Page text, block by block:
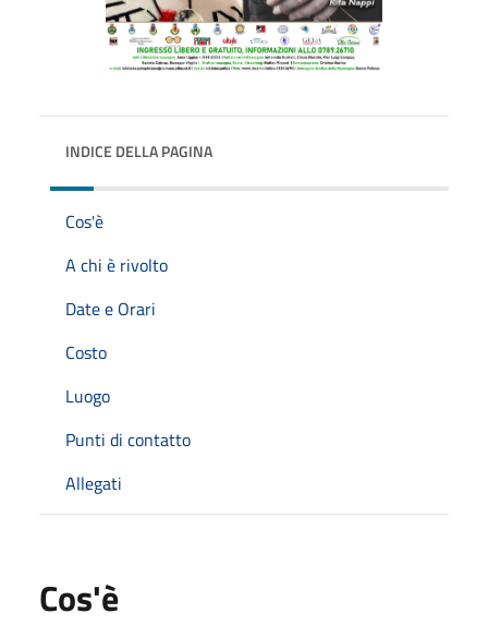
INDICE DELLA PAGINA
Cos'è
A chi è rivolto
Date e Orari
Costo
Luogo
Punti di contatto
Allegati
Cos'è